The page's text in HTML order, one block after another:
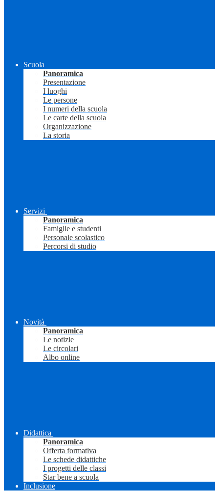
Scuola
Panoramica
Presentazione
I luoghi
Le persone
I numeri della scuola
Le carte della scuola
Organizzazione
La storia
Servizi
Panoramica
Famiglie e studenti
Personale scolastico
Percorsi di studio
Novità
Panoramica
Le notizie
Le circolari
Albo online
Didattica
Panoramica
Offerta formativa
Le schede didattiche
I progetti delle classi
Star bene a scuola
Inclusione